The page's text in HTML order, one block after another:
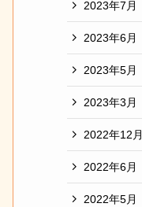
2023年7月
2023年6月
2023年5月
2023年3月
2022年12月
2022年6月
2022年5月